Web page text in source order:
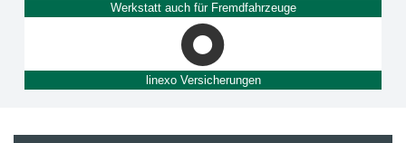
Werkstatt auch für Fremdfahrzeuge
linexo Versicherungen